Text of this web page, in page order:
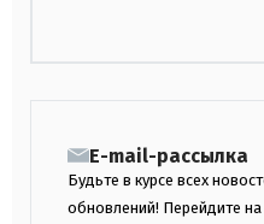
E-mail-рассылка
Будьте в курсе всех
обновлений! Перейдите на